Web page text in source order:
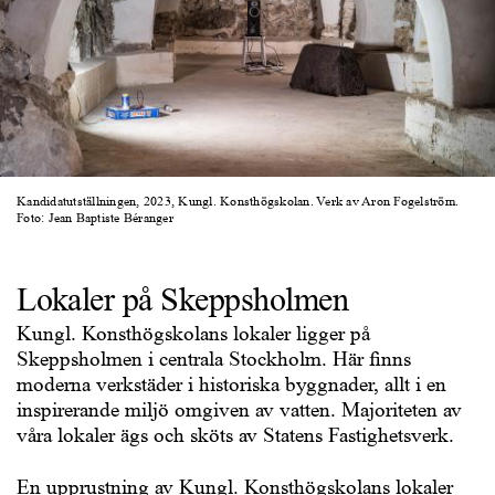
Kandidatutställningen, 2023, Kungl. Konsthögskolan. Verk av Aron Fogelström.
Foto: Jean Baptiste Béranger
Lokaler på Skeppsholmen
Kungl. Konsthögskolans lokaler ligger på
Skeppsholmen i centrala Stockholm. Här finns
moderna verkstäder i historiska byggnader, allt i en
inspirerande miljö omgiven av vatten. Majoriteten av
våra lokaler ägs och sköts av Statens Fastighetsverk.
En upprustning av Kungl. Konsthögskolans lokaler